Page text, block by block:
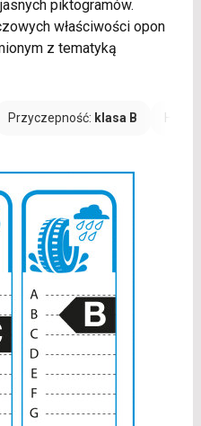
piktogramów.
właściwości opon
z tematyką
Przyczepność: klasa B